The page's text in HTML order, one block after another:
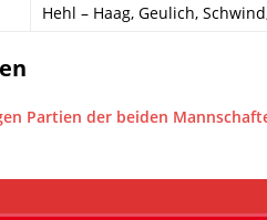
Hehl – Haag, Geulich,
Partien der beiden